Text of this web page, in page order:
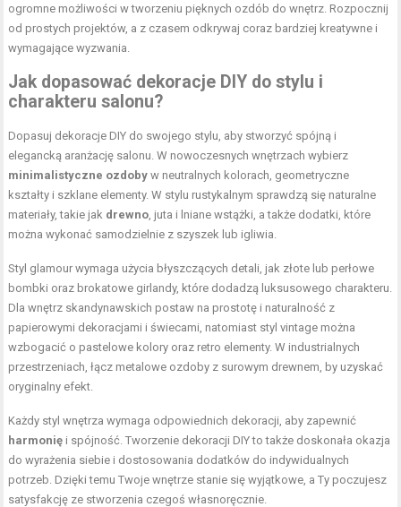
ogromne możliwości w tworzeniu pięknych ozdób do wnętrz. Rozpocznij
od prostych projektów, a z czasem odkrywaj coraz bardziej kreatywne i
wymagające wyzwania.
Jak dopasować dekoracje DIY do stylu i
charakteru salonu?
Dopasuj dekoracje DIY do swojego stylu, aby stworzyć spójną i
elegancką aranżację salonu. W nowoczesnych wnętrzach wybierz
minimalistyczne ozdoby w neutralnych kolorach, geometryczne
kształty i szklane elementy. W stylu rustykalnym sprawdzą się naturalne
materiały, takie jak drewno , juta i lniane wstążki, a także dodatki, które
można wykonać samodzielnie z szyszek lub igliwia.
Styl glamour wymaga użycia błyszczących detali, jak złote lub perłowe
bombki oraz brokatowe girlandy, które dodadzą luksusowego charakteru.
Dla wnętrz skandynawskich postaw na prostotę i naturalność z
papierowymi dekoracjami i świecami, natomiast styl vintage można
wzbogacić o pastelowe kolory oraz retro elementy. W industrialnych
przestrzeniach, łącz metalowe ozdoby z surowym drewnem, by uzyskać
oryginalny efekt.
Każdy styl wnętrza wymaga odpowiednich dekoracji, aby zapewnić
harmonię i spójność. Tworzenie dekoracji DIY to także doskonała okazja
do wyrażenia siebie i dostosowania dodatków do indywidualnych
potrzeb. Dzięki temu Twoje wnętrze stanie się wyjątkowe, a Ty poczujesz
satysfakcję ze stworzenia czegoś własnoręcznie.